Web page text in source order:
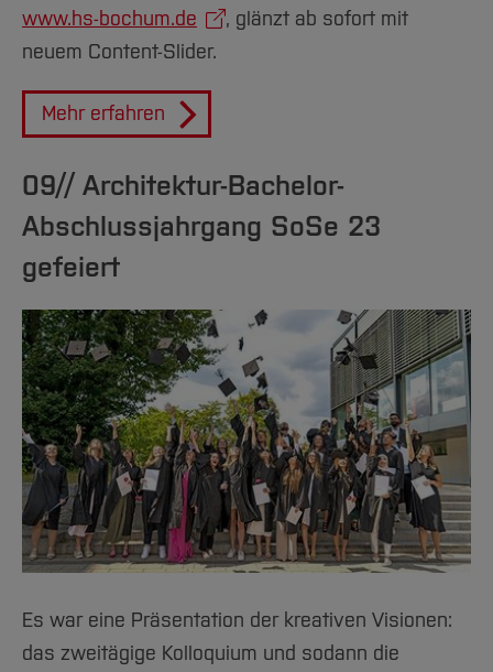
www.hs-bochum.de
, glänzt ab sofort mit
neuem Content-Slider.
Mehr erfahren
09// Architektur-Bachelor-
Abschlussjahrgang SoSe 23
gefeiert
Es war eine Präsentation der kreativen Visionen:
das zweitägige Kolloquium und sodann die